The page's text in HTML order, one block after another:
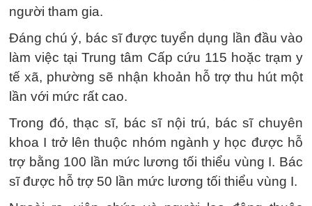
người tham gia.
Đáng chú ý, bác sĩ được tuyển dụng lần đầu vào
làm việc tại Trung tâm Cấp cứu 115 hoặc trạm y
tế xã, phường sẽ nhận khoản hỗ trợ thu hút một
lần với mức rất cao.
Trong đó, thạc sĩ, bác sĩ nội trú, bác sĩ chuyên
khoa I trở lên thuộc nhóm ngành y học được hỗ
trợ bằng 100 lần mức lương tối thiểu vùng I. Bác
sĩ được hỗ trợ 50 lần mức lương tối thiểu vùng I.